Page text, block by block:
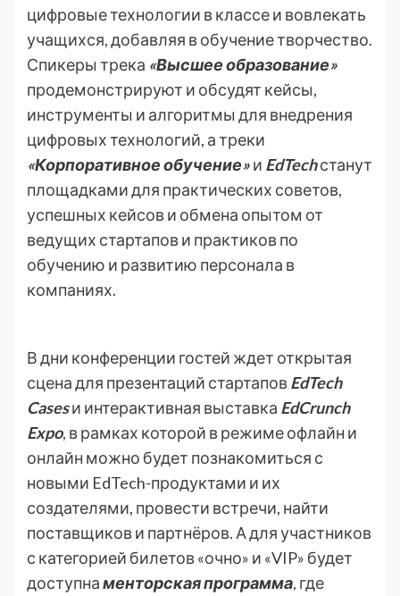
цифровые технологии в классе и вовлекать
учащихся, добавляя в обучение творчество.
Спикеры трека «Высшее образование»
продемонстрируют и обсудят кейсы,
инструменты и алгоритмы для внедрения
цифровых технологий, а треки
«Корпоративное обучение»и EdTechстанут
площадками для практических советов,
успешных кейсов и обмена опытом от
ведущих стартапов и практиков по
обучению и развитию персонала в
компаниях.
В дни конференции гостей ждет открытая
сцена для презентаций стартаповEdTech
Casesи интерактивная выставка EdCrunch
Expo, в рамках которой в режиме офлайн и
онлайн можно будет познакомиться с
новыми EdTech-продуктами и их
создателями, провести встречи, найти
поставщиков и партнёров. А для участников
с категорией билетов «очно» и «VIP» будет
доступнаменторская программа, где